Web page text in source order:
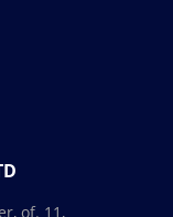
of. 11,